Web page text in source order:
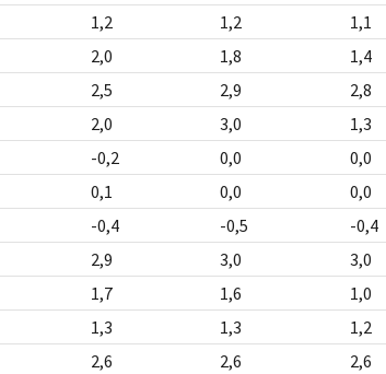
1,2 1,2 1,1
2,0 1,8 1,4
2,5 2,9 2,8
2,0 3,0 1,3
-0,2 0,0 0,0
0,1 0,0 0,0
-0,4 -0,5 -0,4
2,9 3,0 3,0
1,7 1,6 1,0
1,3 1,3 1,2
2,6 2,6 2,6